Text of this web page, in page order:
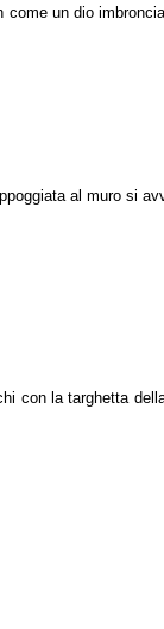
un dio
al muro si
con la targhetta